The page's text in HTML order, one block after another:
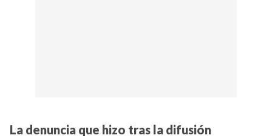
La denuncia que hizo tras la difusión